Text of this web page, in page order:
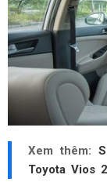
Xem thêm:
Toyota Vios